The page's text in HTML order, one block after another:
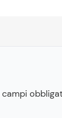
campi